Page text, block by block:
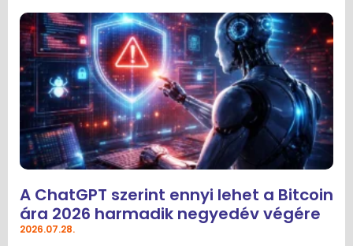
A ChatGPT szerint ennyi lehet a Bitcoin
ára 2026 harmadik negyedév végére
2026.07.28.